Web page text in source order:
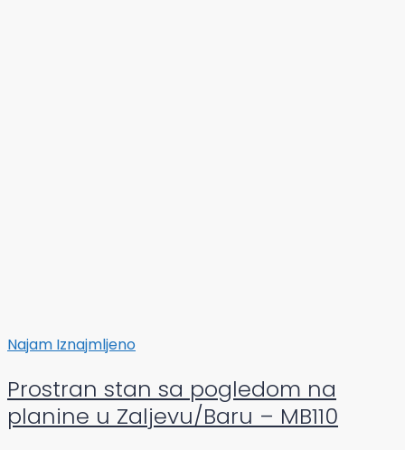
Najam Iznajmljeno
Prostran stan sa pogledom na
planine u Zaljevu/Baru – MB110